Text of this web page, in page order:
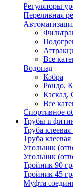
Регуляторы
Переливная
Все
Водопад
Кобра
Рондо,
Каскад,
Все
Спортивное
Трубы и
Труба
Труба
Угольник
Угольник
Тройник 90
Тройник 45
Муфта